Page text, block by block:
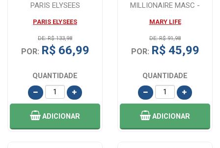
PARIS ELYSEES
PARIS ELYSEES
DE: R$ 133,98
POR: R$ 66,99
QUANTIDADE
ADICIONAR
MILLIONAIRE MASC -
MARY LIFE
DE: R$ 91,98
POR: R$ 45,99
QUANTIDADE
ADICIONAR